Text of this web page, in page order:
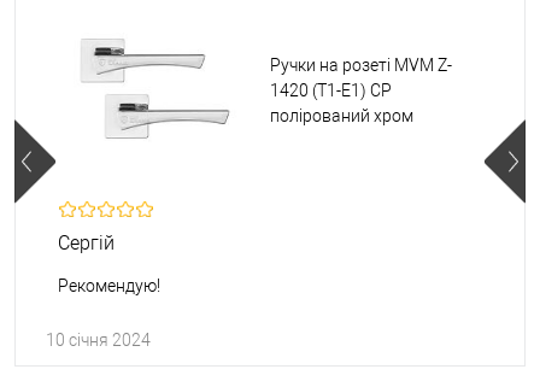
Ручки на розеті MVM Z-
1420 (T1-E1) CP
полірований хром
Сергій
Рекомендую!
10 січня 2024